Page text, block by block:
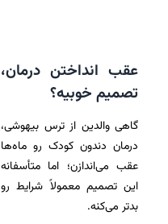
عقب انداختن درمان،
تصمیم خوبیه؟
گاهی والدین از ترس بیهوشی،
درمان دندون کودک رو ماه‌ها
عقب می‌اندازن؛ اما متأسفانه
این تصمیم معمولاً شرایط رو
بدتر می‌کنه.